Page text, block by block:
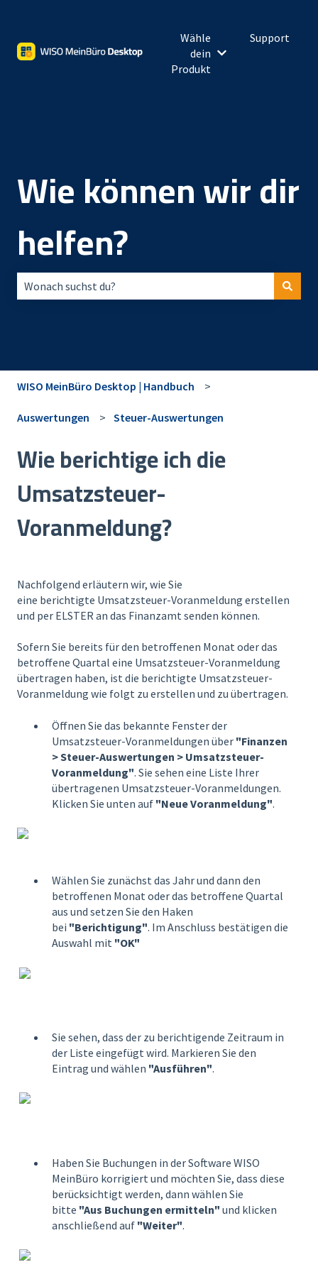
Wähle
dein
Produkt
Untermenü für
Support
Wie können wir dir
helfen?
WISO MeinBüro Desktop | Handbuch
Auswertungen Steuer-Auswertungen
Wie berichtige ich die
Umsatzsteuer-
Voranmeldung?
Nachfolgend erläutern wir, wie Sie
eine berichtigte Umsatzsteuer-Voranmeldung erstellen
und per ELSTER an das Finanzamt senden können.
Sofern Sie bereits für den betroffenen Monat oder das
betroffene Quartal eine Umsatzsteuer-Voranmeldung
übertragen haben, ist die berichtigte Umsatzsteuer-
Voranmeldung wie folgt zu erstellen und zu übertragen.
Öffnen Sie das bekannte Fenster der
Umsatzsteuer-Voranmeldungen über "Finanzen
> Steuer-Auswertungen > Umsatzsteuer-
Voranmeldung". Sie sehen eine Liste Ihrer
übertragenen Umsatzsteuer-Voranmeldungen.
Klicken Sie unten auf "Neue Voranmeldung".
Wählen Sie zunächst das Jahr und dann den
betroffenen Monat oder das betroffene Quartal
aus und setzen Sie den Haken
bei "Berichtigung". Im Anschluss bestätigen die
Auswahl mit "OK"
Sie sehen, dass der zu berichtigende Zeitraum in
der Liste eingefügt wird. Markieren Sie den
Eintrag und wählen "Ausführen".
Haben Sie Buchungen in der Software WISO
MeinBüro korrigiert und möchten Sie, dass diese
berücksichtigt werden, dann wählen Sie
bitte "Aus Buchungen ermitteln" und klicken
anschließend auf "Weiter".